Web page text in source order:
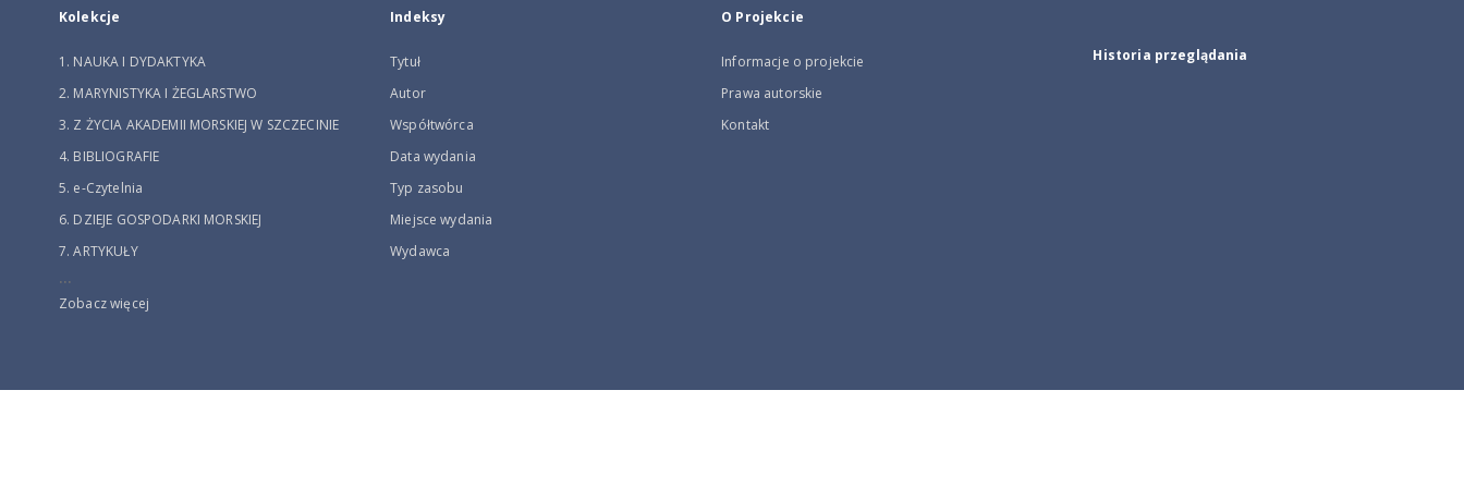
Kolekcje
1. NAUKA I DYDAKTYKA
2. MARYNISTYKA I ŻEGLARSTWO
3. Z ŻYCIA AKADEMII MORSKIEJ W SZCZECINIE
4. BIBLIOGRAFIE
5. e-Czytelnia
6. DZIEJE GOSPODARKI MORSKIEJ
7. ARTYKUŁY
...
Zobacz więcej
Indeksy
Tytuł
Autor
Współtwórca
Data wydania
Typ zasobu
Miejsce wydania
Wydawca
O Projekcie
Informacje o projekcie
Prawa autorskie
Kontakt
Historia przeglądania